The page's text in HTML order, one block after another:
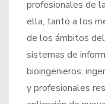
profesionales de
ella, tanto a los
de los ámbitos
sistemas de
bioingenieros,
y profesionales